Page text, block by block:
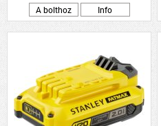
A bolthoz
Info